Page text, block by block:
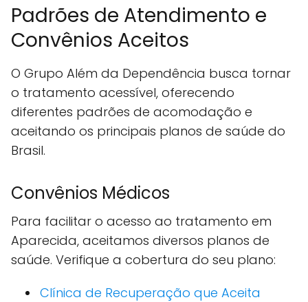
Padrões de Atendimento e
Convênios Aceitos
O Grupo Além da Dependência busca tornar
o tratamento acessível, oferecendo
diferentes padrões de acomodação e
aceitando os principais planos de saúde do
Brasil.
Convênios Médicos
Para facilitar o acesso ao tratamento em
Aparecida, aceitamos diversos planos de
saúde. Verifique a cobertura do seu plano:
Clínica de Recuperação que Aceita